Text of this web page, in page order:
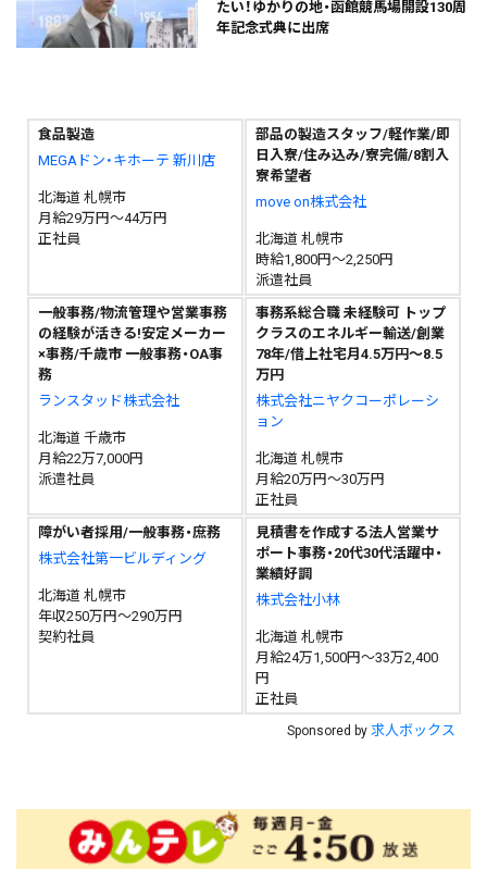
たい！ゆかりの地・函館競馬場開設130周
年記念式典に出席
食品製造
MEGAドン・キホーテ 新川店
北海道 札幌市
月給29万円～44万円
正社員
部品の製造スタッフ/軽作業/即
日入寮/住み込み/寮完備/8割入
寮希望者
move on株式会社
北海道 札幌市
時給1,800円～2,250円
派遣社員
一般事務/物流管理や営業事務
の経験が活きる!安定メーカー
×事務/千歳市 一般事務・OA事
務
ランスタッド株式会社
北海道 千歳市
月給22万7,000円
派遣社員
事務系総合職 未経験可 トップ
クラスのエネルギー輸送/創業
78年/借上社宅月4.5万円～8.5
万円
株式会社ニヤクコーポレーシ
ョン
北海道 札幌市
月給20万円～30万円
正社員
障がい者採用/一般事務・庶務
株式会社第一ビルディング
北海道 札幌市
年収250万円～290万円
契約社員
見積書を作成する法人営業サ
ポート事務・20代30代活躍中・
業績好調
株式会社小林
北海道 札幌市
月給24万1,500円～33万2,400
円
正社員
Sponsored by 求人ボックス